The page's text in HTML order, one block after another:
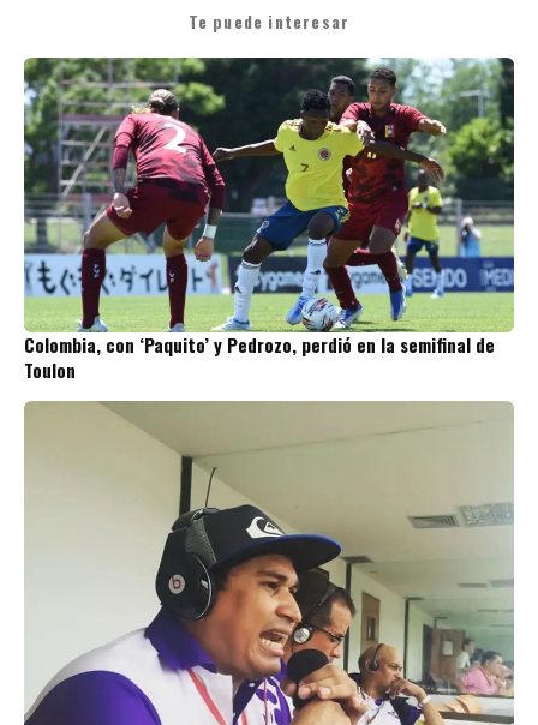
Te puede interesar
Colombia, con ‘Paquito’ y Pedrozo, perdió en la semifinal de
Toulon